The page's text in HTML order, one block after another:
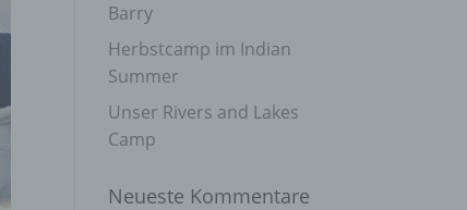
Barry
Herbstcamp im Indian
Summer
Unser Rivers and Lakes
Camp
Neueste Kommentare